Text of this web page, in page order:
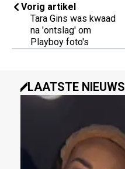
Vorig artikel
Tara Gins was kwaad
na 'ontslag' om
Playboy foto's
LAATSTE NIEUWS